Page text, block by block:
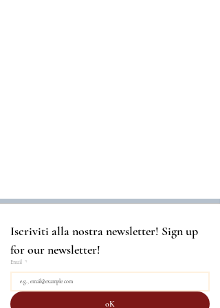
Iscriviti alla nostra newsletter! Sign up
for our newsletter!
Email *
oK